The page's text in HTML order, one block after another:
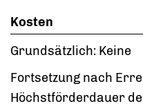
Kosten
Grundsätzlich: Keine
Fortsetzung nach
Höchstförderdauer